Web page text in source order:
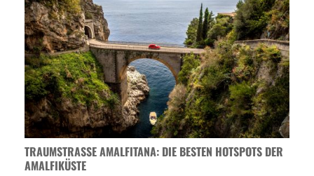
TRAUMSTRASSE AMALFITANA: DIE BESTEN HOTSPOTS DER A
MALFIKÜSTE